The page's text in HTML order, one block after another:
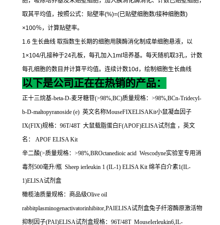
取其平均值，按照公式：贴壁率(%)=(已贴壁细胞数/接种细胞数)
×100％，计算贴壁率。
1.6 生长曲线 取指数生长期的细胞用胰酶消化制成单细胞悬液，以
1×104/孔接种于24孔板，每孔加入1ml 培养基。每天随机取3孔，计数
每孔细胞的数目并计算平均值。连续计数10d ，绘制细胞生长曲线
以下是公司正在在热销的产品：
正十三烷基-beta-D-麦牙糖苷(>98%,BC)质量规格： >98%,BCn-Tridecyl-
b-D-maltopyranoside (e) 英文名称MouseFIXELISAKit小鼠凝血因子
IX(FIX)规格： 96T/48T 大鼠载脂蛋白F(APOF)ELISA试剂盒 ，英文
名：
APOF ELISA Kit
辛二酸(>质量规格： >98%,BROctanedioic acid Wescodyne实验室专用消
毒剂 500毫升/瓶 Sheep ierleukin 1 (IL-1) ELISA Kit绵羊白介素1(IL-
1)ELISA试剂盒
橄榄油质量规格：商品级Olive oil
rabbitplasminogenactivatorinhibitor,PAIELISA试剂盒兔子纤溶酶原激活物
抑制因子(PAI)ELISA试剂盒规格： 96T/48T MouseIerleukin6,IL-